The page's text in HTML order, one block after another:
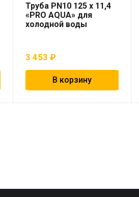
Труба PN10 125 x 11,4
«PRO AQUA» для
холодной воды
3 453₽
В корзину